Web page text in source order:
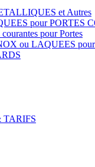
et Autres
pour PORTES
pour Portes
ou LAQUEES
TARIFS